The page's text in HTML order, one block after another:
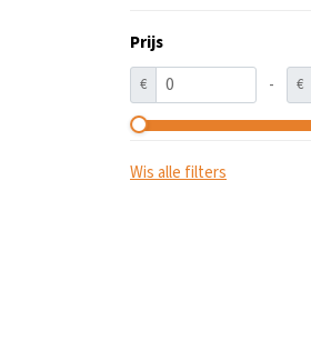
Prijs
€ - €
Wis alle filters